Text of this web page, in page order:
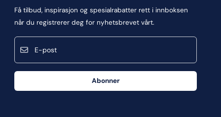
Om oss
Kontakt oss
Kjøpsbetingelser
Frakt og retur
Få tilbud, inspirasjon og spesialrabatter rett i innboksen
når du registrerer deg for nyhetsbrevet vårt.
Abonner